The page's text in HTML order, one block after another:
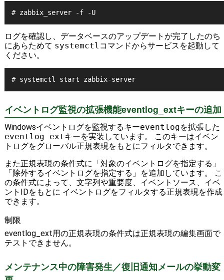
# zabbix_server -f -U
ログを確認し、データベースのアップデートが完了したのち
にあらためて systemctl コマンドからサービスを起動して
ください。
# systemctl start zabbix-server
イベントログ監視の拡張機能eventlog_extキーの追加
Windowsイベントログを監視するキーeventlogを拡張した
eventlog_extキーを実装しています。 このキーはイベン
トログをグローバル正規表現をもとにフィルタできます。
また正規表現の条件式に「対象のイベントログを指定する」
「除外するイベントログを指定する」を追加しています。 こ
の条件式によって、文字列や重要度、イベントソース、イベ
ントIDをもとに イベントログをフィルタする正規表現を作成
できます。
制限
eventlog_ext用の正規表現の条件式は正規表現の編集画面で
テストできません。
メンテナンス中の障害発生／復旧通知メールの挙動変